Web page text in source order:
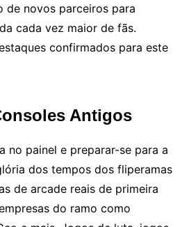
de novos parceiros para
cada vez maior de fãs.
confirmados para este
Antigos
no painel e preparar-se para a
dos tempos dos fliperamas
de arcade reais de primeira
do ramo como